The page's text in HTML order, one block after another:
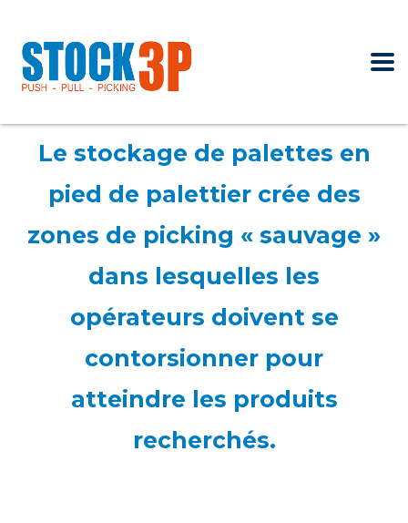
Le stockage de palettes en
pied de palettier crée des
zones de picking « sauvage »
dans lesquelles les
opérateurs doivent se
contorsionner pour
atteindre les produits
recherchés.